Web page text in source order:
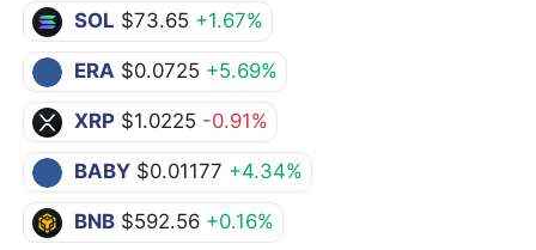
SOL $73.65 +1.67%
ERA $0.0725 +5.69%
XRP $1.0225 -0.91%
BABY $0.01177 +4.34%
BNB $592.56 +0.16%